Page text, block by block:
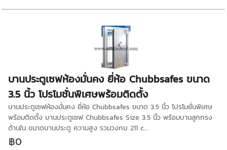
บานประตูเซฟห้องมั่นคง ยี่ห้อ Chubbsafes ขนาด
3.5 นิ้ว โปรโมชั่นพิเศษพร้อมติดตั้ง
บานประตูเซฟห้องมั่นคง ยี่ห้อ Chubbsafes ขนาด 3.5 นิ้ว โปรโมชั่นพิเศษ
พร้อมติดตั้ง บานประตูเซฟ Chubbsafes Size 3.5 นิ้ว พร้อมบานลูกกรง
ด้านใน ขนาดบานประตู ความสูง รวมวงกบ 211 c...
฿0